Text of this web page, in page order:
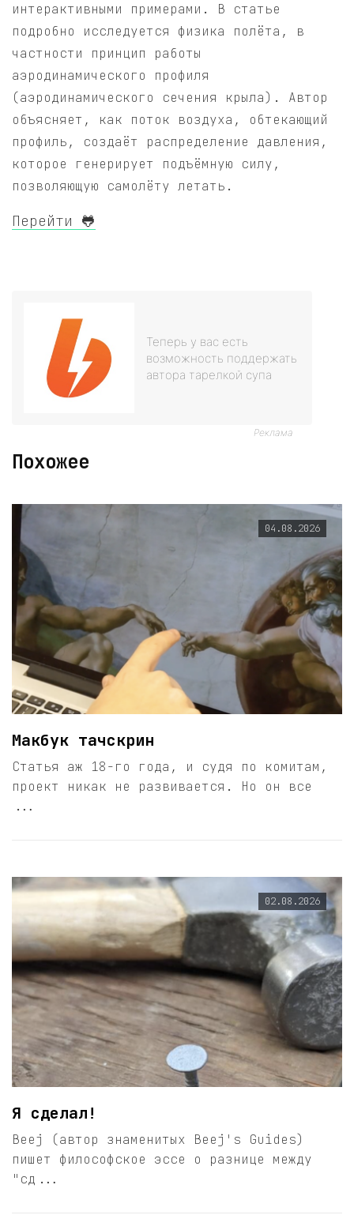
интерактивными примерами. В статье
подробно исследуется физика полёта, в
частности принцип работы
аэродинамического профиля
(аэродинамического сечения крыла). Автор
объясняет, как поток воздуха, обтекающий
профиль, создаёт распределение давления,
которое генерирует подъёмную силу,
позволяющую самолёту летать.
Перейти 🐸
Теперь у вас есть
возможность поддержать
автора тарелкой супа
Реклама
Похожее
04.08.2026
Макбук тачскрин
Статья аж 18-го года, и судя по комитам,
проект никак не развивается. Но он все
...
02.08.2026
Я сделал!
Beej (автор знаменитых Beej's Guides)
пишет философское эссе о разнице между
"сд...